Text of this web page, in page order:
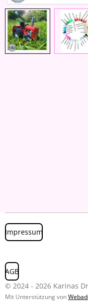
Impressum
AGB
© 2024 - 2026 Karinas
Mit Unterstützung von